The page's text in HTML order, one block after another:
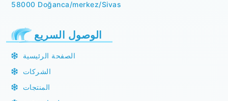
58000 Doğanca/merkez/Sivas
الوصول السريع
الصفحة الرئيسية
الشركات
المنتجات